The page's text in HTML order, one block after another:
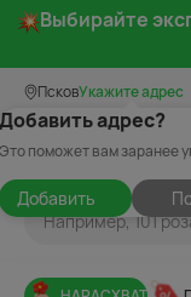
Выбирайте
ПсковУкажите адрес
адрес?
поможет вам заранее
Добавить